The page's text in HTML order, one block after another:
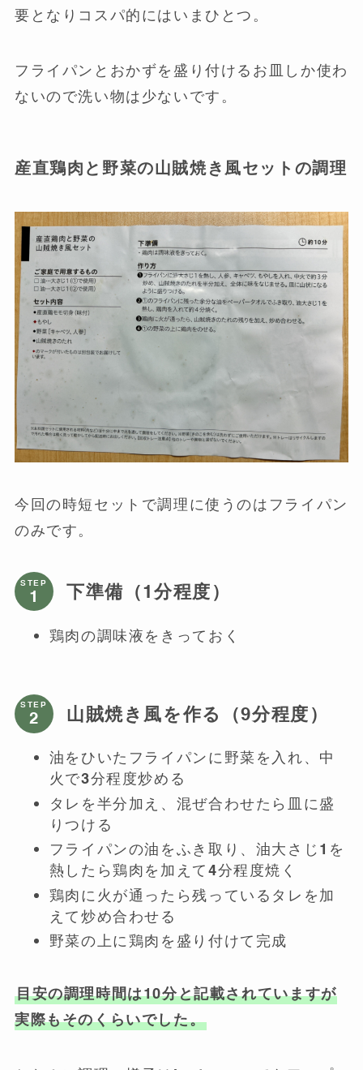
要となりコスパ的にはいまひとつ。
フライパンとおかずを盛り付けるお皿しか使わ
ないので洗い物は少ないです。
産直鶏肉と野菜の山賊焼き風セットの調理
今回の時短セットで調理に使うのはフライパン
のみです。
STEP 下準備（1分程度）
鶏肉の調味液をきっておく
STEP 山賊焼き風を作る（9分程度）
油をひいたフライパンに野菜を入れ、中
火で3分程度炒める
タレを半分加え、混ぜ合わせたら皿に盛
りつける
フライパンの油をふき取り、油大さじ1を
熱したら鶏肉を加えて4分程度焼く
鶏肉に火が通ったら残っているタレを加
えて炒め合わせる
野菜の上に鶏肉を盛り付けて完成
目安の調理時間は10分と記載されていますが
実際もそのくらいでした。